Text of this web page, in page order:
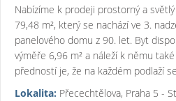
Nabízíme k prodeji prostorný a
79,48 m², který se nachází ve 3.
panelového domu z 90. let. Byt
výměře 6,96 m² a náleží k němu
předností je, že na každém podlaží
Lokalita: Přecechtělova, Praha 5 -